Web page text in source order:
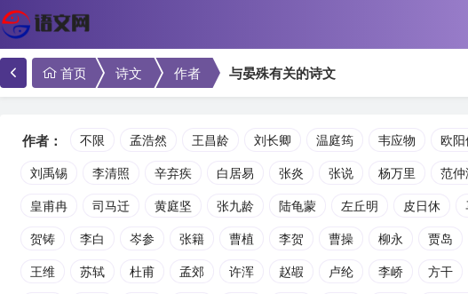
首页 诗文 作者 与晏殊有关的诗文
作者： 不限 孟浩然 王昌龄 刘长卿 温庭筠 韦应物 欧
刘禹锡
李清照 辛弃疾 白居易 张炎 张说 杨万里 范
皇甫冉
司马迁 黄庭坚 张九龄 陆龟蒙 左丘明 皮日休
贺铸
李白 岑参 张籍 曹植 李贺 曹操 柳永 贾岛
王维
苏轼 杜甫 孟郊 许浑 赵嘏 卢纶 李峤 方干